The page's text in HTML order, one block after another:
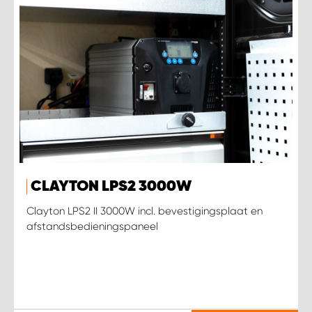
CLAYTON LPS2 3000W
Clayton LPS2 II 3000W incl. bevestigingsplaat en
afstandsbedieningspaneel